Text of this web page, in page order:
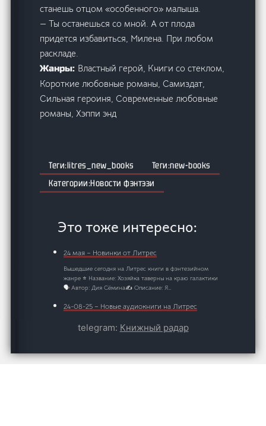
станешь отцом «особенного» малыша.
— Ты останешься со мной. А от плода
придется избавиться, Милена. При любом
раскладе.
Жанры: Властный герой, Книги со стеклом,
Короткие любовные романы, Самиздат,
Сильная героиня, Современные любовные
романы, Хэппи энд
litres_new_books
new-books
Новости фэнтэзи
Это тоже интересно:
24 мая – Новинки от Литрес
Вышедшие сегодня на Литрес книги в фэнтезийном
жанре ⭐ Название: Хозяйка таверны на краю галактики
🗣️ Автор: Дия Сёмина✍️ Описание: Я…
24-08-25 – Новые аудиокниги на Литрес
попаданцы, фэнтези и фантастика. Название: Сантехник.
19-03-26 – Литературный каледарь
telegram: Книжный радар